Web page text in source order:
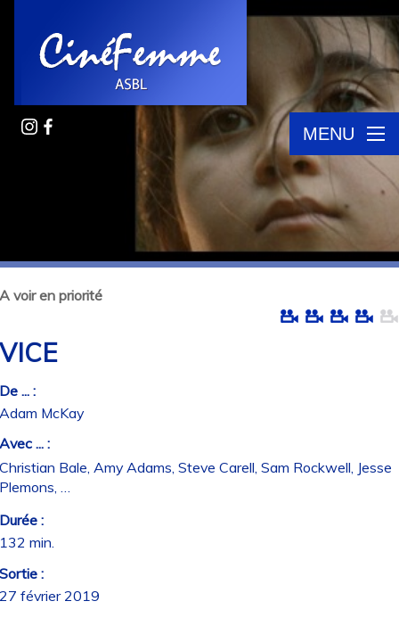
MENU
voir en priorité
... :
McKay
... :
Bale, Amy Adams, Steve Carell, Sam Rockwell, Jesse
…
:
min.
:
février 2019